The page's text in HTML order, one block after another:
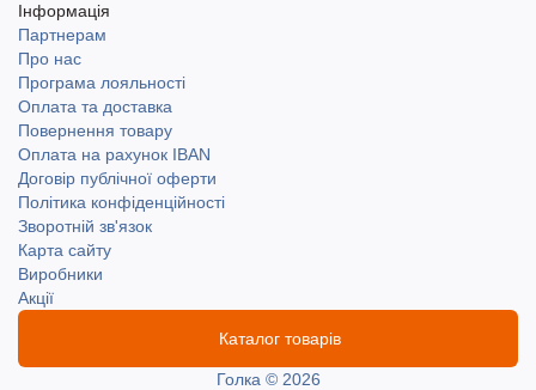
Інформація
Партнерам
Про нас
Програма лояльності
Оплата та доставка
Повернення товару
Оплата на рахунок IBAN
Договір публічної оферти
Політика конфіденційності
Зворотній зв'язок
Карта сайту
Виробники
Акції
Каталог товарів
Голка © 2026